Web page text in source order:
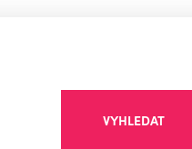
VYHLEDAT